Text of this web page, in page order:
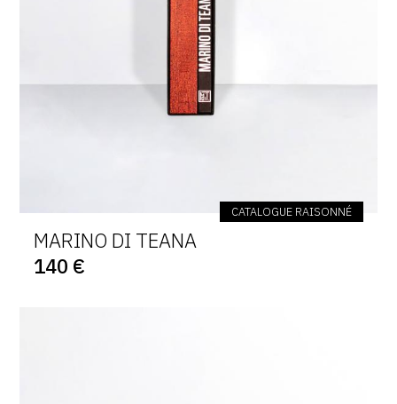
CATALOGUE RAISONNÉ
MARINO DI TEANA
140 €